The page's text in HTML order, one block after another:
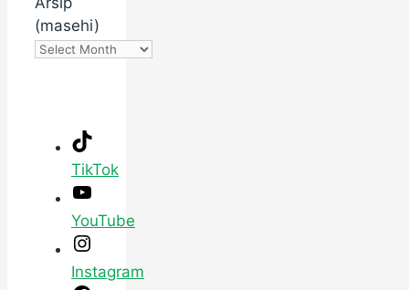
(masehi)
TikTok
YouTube
Instagram